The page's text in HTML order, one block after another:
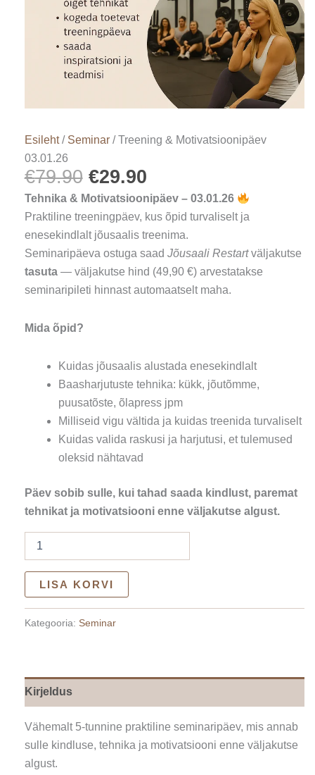
Esileht/ Seminar/ Treening & Motivatsioonipäev
03.01.26
€79.90 €29.90
Tehnika & Motivatsioonipäev – 03.01.26
Praktiline treeningpäev, kus õpid turvaliselt ja
enesekindlalt jõusaalis treenima.
Seminaripäeva ostuga saad Jõusaali Restartväljakutse
tasuta— väljakutse hind (49,90 €) arvestatakse
seminaripileti hinnast automaatselt maha.
Mida õpid?
Kuidas jõusaalis alustada enesekindlalt
Baasharjutuste tehnika: kükk, jõutõmme,
puusatõste, õlapress jpm
Milliseid vigu vältida ja kuidas treenida turvaliselt
Kuidas valida raskusi ja harjutusi, et tulemused
oleksid nähtavad
Päev sobib sulle, kui tahad saada kindlust, paremat
tehnikat ja motivatsiooni enne väljakutse algust.
LISA KORVI
Kategooria: Seminar
Kirjeldus
Vähemalt 5-tunnine praktiline seminaripäev, mis annab
sulle kindluse, tehnika ja motivatsiooni enne väljakutse
algust.